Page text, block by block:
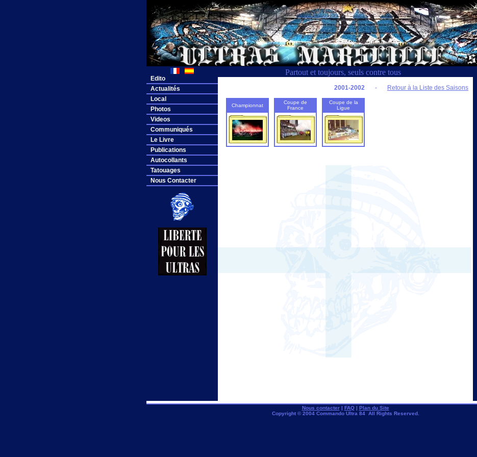
Partout et toujours, seuls contre tous
Edito
Actualités
Local
Photos
Videos
Communiqués
Le Livre
Publications
Autocollants
Tatouages
Nous Contacter
2001-2002 - Retour à la Liste des Saisons
Championnat
Coupe de
France
Coupe de la
Ligue
Nous contacter| FAQ| Plan du Site
Copyright © 2004 Commando Ultra 84 All Rights Reserved.